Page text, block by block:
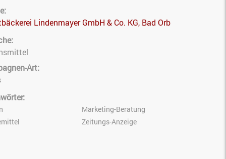
Lindenmayer GmbH & Co. KG, Bad Orb
Art:
Marketing-Beratung
Zeitungs-Anzeige